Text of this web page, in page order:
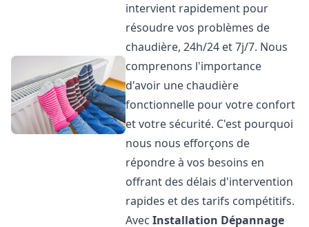
intervient rapidement pour
résoudre vos problèmes de
chaudière, 24h/24 et 7j/7. Nous
comprenons l'importance
d'avoir une chaudière
fonctionnelle pour votre confort
et votre sécurité. C'est pourquoi
nous nous efforçons de
répondre à vos besoins en
offrant des délais d'intervention
rapides et des tarifs compétitifs.
AvecInstallation Dépannage